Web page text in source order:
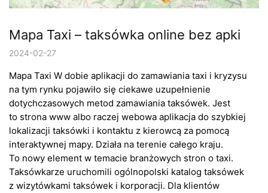
Mapa Taxi – taksówka online bez apki
2024-02-27
Mapa Taxi W dobie aplikacji do zamawiania taxi i kryzysu
na tym rynku pojawiło się ciekawe uzupełnienie
dotychczasowych metod zamawiania taksówek. Jest
to strona www albo raczej webowa aplikacja do szybkiej
lokalizacji taksówki i kontaktu z kierowcą za pomocą
interaktywnej mapy. Działa na terenie całego kraju.
To nowy element w temacie branżowych stron o taxi.
Taksówkarze uruchomili ogólnopolski katalog taksówek
z wizytówkami taksówek i korporacji. Dla klientów